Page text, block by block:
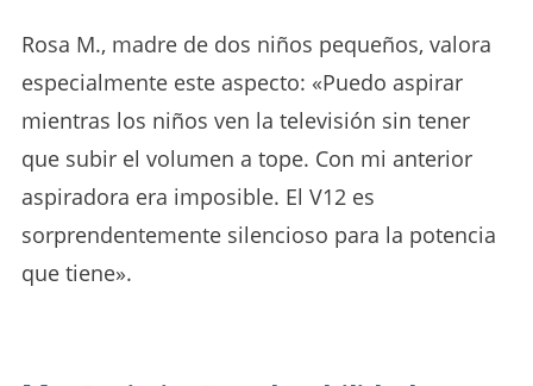
Rosa M., madre de dos niños pequeños, valora
especialmente este aspecto: «Puedo aspirar
mientras los niños ven la televisión sin tener
que subir el volumen a tope. Con mi anterior
aspiradora era imposible. El V12 es
sorprendentemente silencioso para la potencia
que tiene».